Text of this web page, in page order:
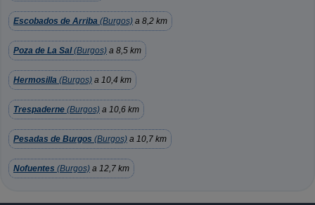
Escobados de Arriba (Burgos) a 8,2 km
Poza de La Sal(Burgos) a 8,5 km
Hermosilla (Burgos) a 10,4 km
Trespaderne (Burgos) a 10,6 km
Pesadas de Burgos (Burgos) a 10,7 km
Nofuentes (Burgos) a 12,7 km